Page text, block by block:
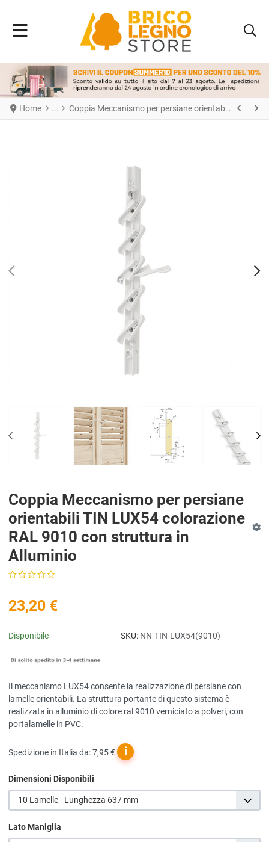
Home Coppia Meccanismo per persiane orientabili TIN LUX54 colorazione RAL 9010 con struttura in Alluminio
Coppia Meccanismo per persiane
orientabili TIN LUX54 colorazione
RAL 9010 con struttura in
Alluminio
23,20 €
Disponibile SKU: NN-TIN-LUX54(9010)
Il meccanismo LUX54 consente la realizzazione di persiane con
lamelle orientabili. La struttura portante di questo sistema è
realizzata in alluminio di colore ral 9010 verniciato a polveri, con
portalamelle in PVC.
Spedizione in Italia da: 7,95 € ℹ
Dimensioni Disponibili
10 Lamelle - Lunghezza 637 mm
Lato Maniglia